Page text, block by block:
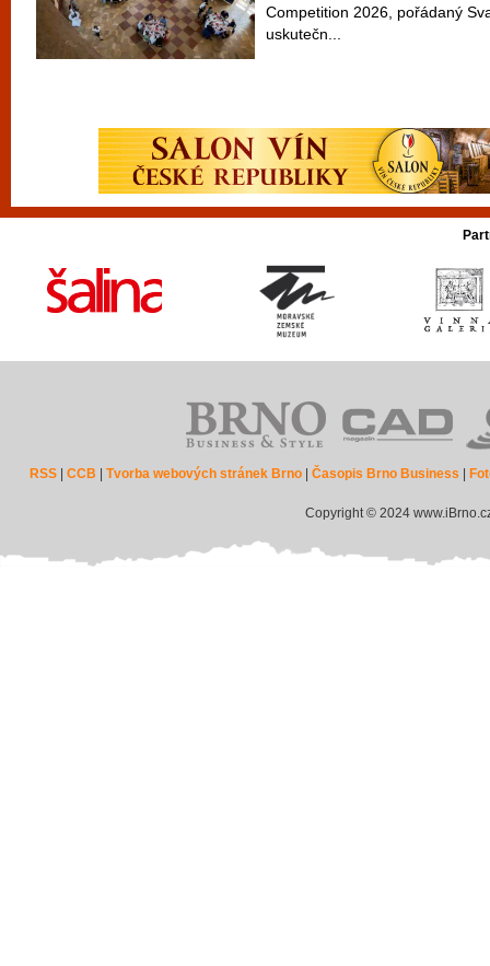
Competition 2026, pořádaný
uskutečn...
RSS |CCB |Tvorba webových stránek Brno |Časopis Brno Business
Copyright © 2024